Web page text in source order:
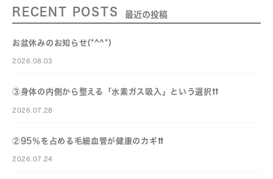
RECENT POSTS 最近の投稿
お盆休みのお知らせ(*^^*)
2026.08.03
③身体の内側から整える「水素ガス吸入」という選択❗️❗️
2026.07.28
②95％を占める毛細血管が健康のカギ❗️❗️
2026.07.24